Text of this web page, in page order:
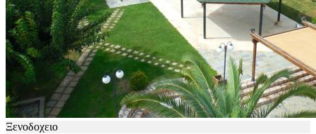
Ξενοδοχειο